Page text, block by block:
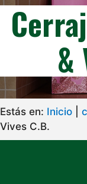
&
Estás en: Inicio
Vives C.B.